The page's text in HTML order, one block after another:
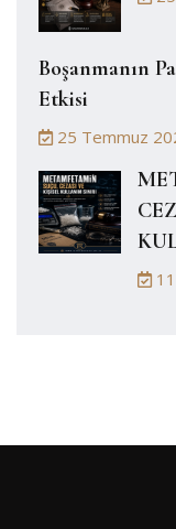
Boşanmanın
Etkisi
25 Temmuz